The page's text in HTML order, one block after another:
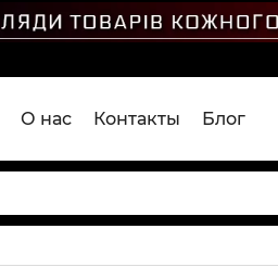
О нас Контакты Блог